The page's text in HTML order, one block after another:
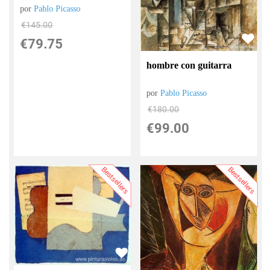
porPablo Picasso
€145.00
€79.75
hombre con guitarra
porPablo Picasso
€180.00
€99.00
Bestsellers Bestsellers